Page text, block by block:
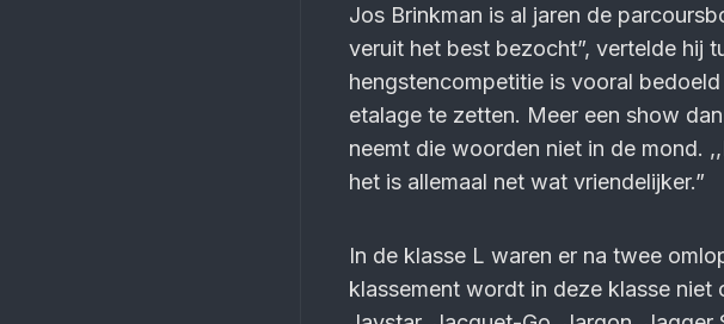
Jos Brinkman is al jaren de
veruit het best bezocht”, vertelde hij
hengstencompetitie is vooral
etalage te zetten. Meer een show
neemt die woorden niet in de mond.
het is allemaal net wat vriendelijker.”
In de klasse L waren er na twee
klassement wordt in deze klasse niet